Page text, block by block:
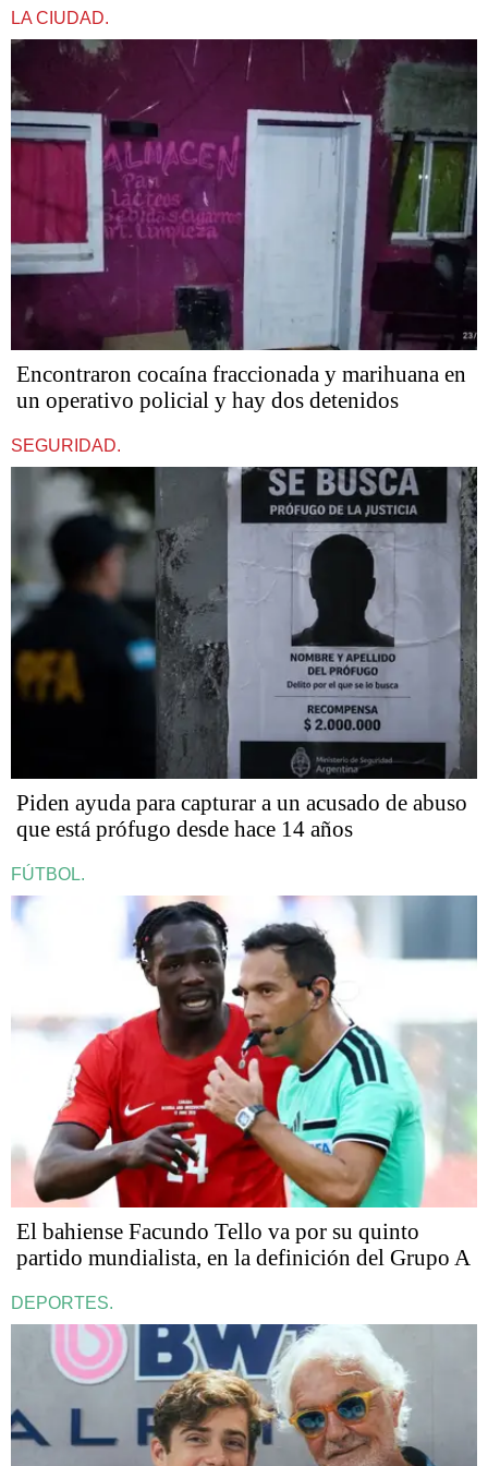
LA CIUDAD.
Encontraron cocaína fraccionada y marihuana en
un operativo policial y hay dos detenidos
SEGURIDAD.
Piden ayuda para capturar a un acusado de abuso
que está prófugo desde hace 14 años
FÚTBOL.
El bahiense Facundo Tello va por su quinto
partido mundialista, en la definición del Grupo A
DEPORTES.